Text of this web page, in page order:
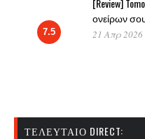
7.5
[Review]
ονείρων
21 Απρ
ΤΕΛΕΥΤΑΊΟ DIRECT: